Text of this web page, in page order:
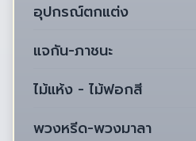
อุปกรณ์ตกแต่ง
แจกัน-ภาชนะ
ไม้แห้ง - ไม้ฟอกสี
พวงหรีด-พวงมาลา